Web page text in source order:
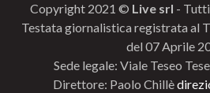
Copyright 2021 © Live srl -
Testata giornalistica registrata al
del 07 Aprile
Sede legale: Viale Teseo
Direttore: Paolo Chillè